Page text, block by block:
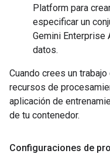
Platform para
especificar un
Gemini Enterprise
datos.
Cuando crees un
recursos de
aplicación de
de tu contenedor.
Configuraciones de